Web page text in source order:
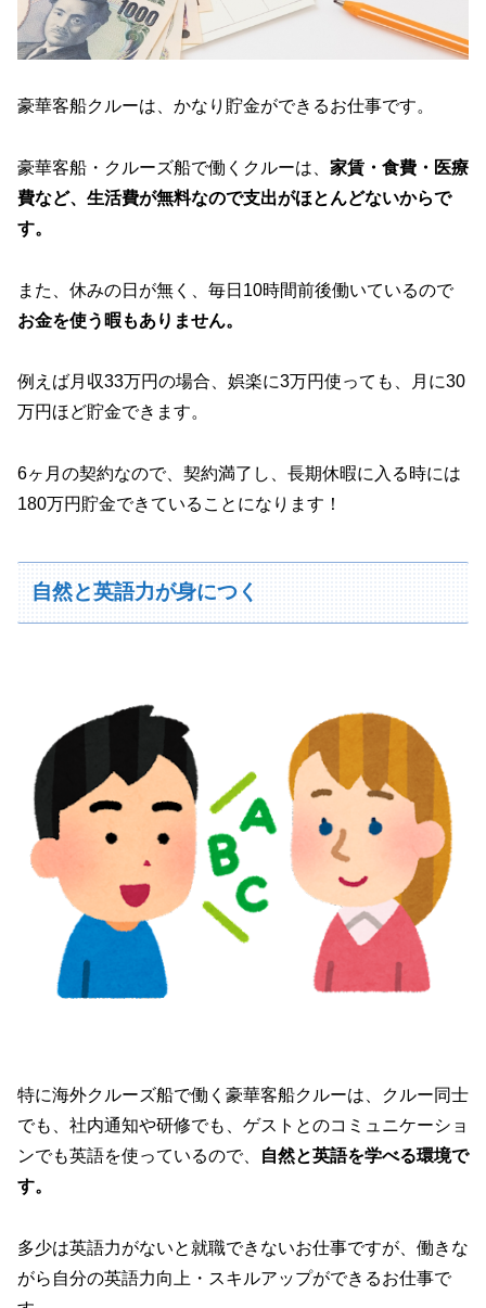
豪華客船クルーは、かなり貯金ができるお仕事です。
豪華客船・クルーズ船で働くクルーは、 家賃・食費・医療
費など、生活費が無料なので支出がほとんどないからで
す。
また、休みの日が無く、毎日10時間前後働いているので
お金を使う暇もありません。
例えば月収33万円の場合、娯楽に3万円使っても、月に30
万円ほど貯金できます。
6ヶ月の契約なので、契約満了し、長期休暇に入る時には
180万円貯金できていることになります！
自然と英語力が身につく
特に海外クルーズ船で働く豪華客船クルーは、クルー同士
でも、社内通知や研修でも、ゲストとのコミュニケーショ
ンでも英語を使っているので、
自然と英語を学べる環境で
す。
多少は英語力がないと就職できないお仕事ですが、働きな
がら自分の英語力向上・スキルアップができるお仕事で